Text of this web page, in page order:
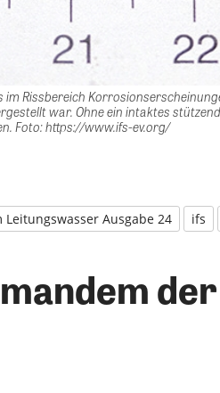
Rissbereich
war. Ohne ein intaktes
Foto: https://www.ifs-ev.org/
Leitungswasser Ausgabe 24 ifs